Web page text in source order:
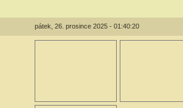
pátek, 26. prosince 2025 - 01:40:20